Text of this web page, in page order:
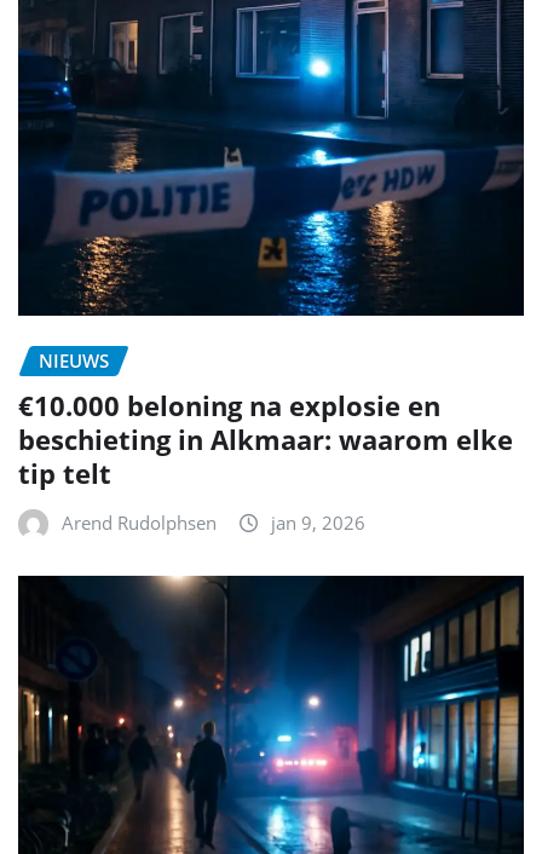
NIEUWS
€10.000 beloning na explosie en
beschieting in Alkmaar: waarom elke
tip telt
Arend Rudolphsen jan 9, 2026